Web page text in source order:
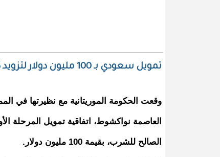
تمويل سعودي بـ 100 مليون دولار لتزويد كيفه بالماء
وقعت الحكومة الموريتانية مع نظيرتها في
العاصمة نواكشوط، اتفاقية تمويل المرحلة
الصالح للشرب، بقيمة 100 مليون دولار.